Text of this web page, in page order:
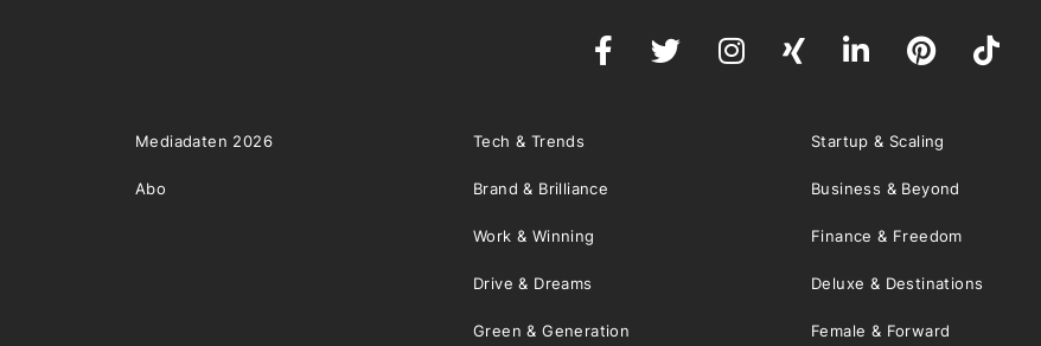
Mediadaten 2026
Abo
Tech & Trends Startup & Scaling
Brand & Brilliance Business & Beyond
Work & Winning Finance & Freedom
Drive & Dreams Deluxe & Destinations
Green & Generation Female & Forward